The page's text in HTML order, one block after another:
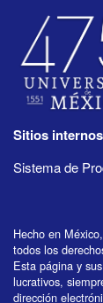
Sitios internos
Sistema de
Hecho en
todos los
Esta página y
lucrativos,
dirección